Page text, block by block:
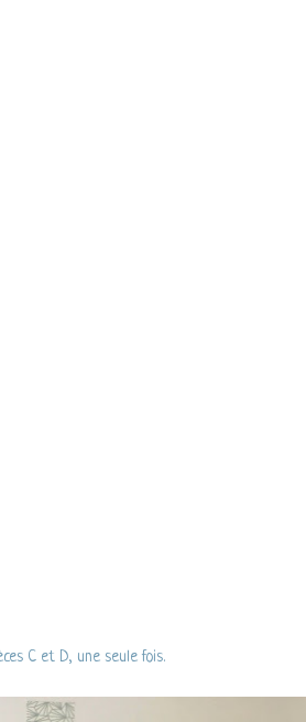
C et D, une seule fois.